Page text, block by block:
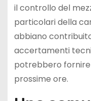
il controllo del
particolari della
abbiano
accertamenti
potrebbero
prossime ore.